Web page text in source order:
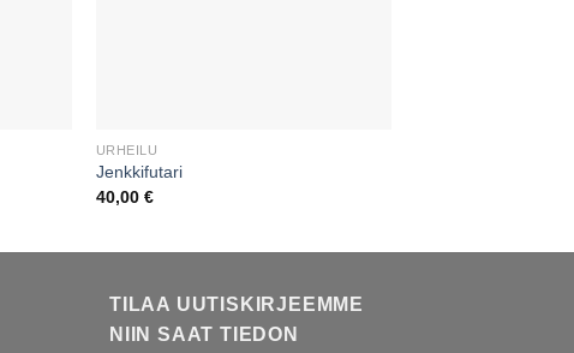
URHEILU
Jenkkifutari
40,00 €
TILAA UUTISKIRJEEMME
NIIN SAAT TIEDON